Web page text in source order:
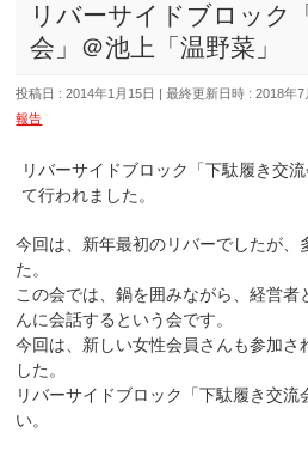
リバーサイドブロック
会」＠池上「温野菜」
投稿日 : 2014年1月15日 最終更新日時 : 2018年7
報告
リバーサイドブロック「下駄履き交
て行われました。
今回は、新年最初のリバーでしたが、
た。
この会では、鍋を囲みながら、経営者
んに会話するという会です。
今回は、新しい女性会員さんも参加さ
した。
リバーサイドブロック「下駄履き交流
い。